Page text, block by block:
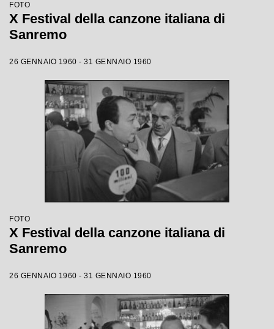
FOTO
X Festival della canzone italiana di
Sanremo
26 GENNAIO 1960 - 31 GENNAIO 1960
FOTO
X Festival della canzone italiana di
Sanremo
26 GENNAIO 1960 - 31 GENNAIO 1960